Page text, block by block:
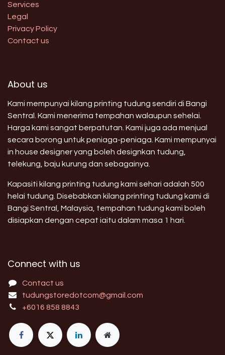
Services
Legal
Privacy Policy
Contact us
About us
Kami mempunyai kilang printing tudung sendiri di Bangi
Sentral. Kami menerima tempahan walaupun sehelai.
Harga kami sangat berpatutan. Kami juga ada menjual
secara borong untuk peniaga-peniaga. Kami mempunyai
in house designer yang boleh designkan tudung,
telekung, baju kurung dan sebagainya.
Kapasiti kilang printing tudung kami sehari adalah 500
helai tudung. Disebabkan kilang printing tudung kami di
Bangi Sentral, Malaysia, tempahan tudung kami boleh
disiapkan dengan cepat iaitu dalam masa 1 hari.
Connect with us
Contact us
tudungstoredotcom@gmail.com
+6016 858 8843